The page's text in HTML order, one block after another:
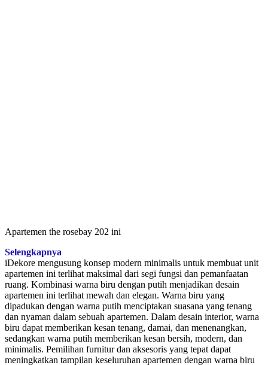
Apartemen the rosebay 202 ini
Selengkapnya
iDekore mengusung konsep modern minimalis untuk membuat unit
apartemen ini terlihat maksimal dari segi fungsi dan pemanfaatan
ruang. Kombinasi warna biru dengan putih menjadikan desain
apartemen ini terlihat mewah dan elegan. Warna biru yang
dipadukan dengan warna putih menciptakan suasana yang tenang
dan nyaman dalam sebuah apartemen. Dalam desain interior, warna
biru dapat memberikan kesan tenang, damai, dan menenangkan,
sedangkan warna putih memberikan kesan bersih, modern, dan
minimalis. Pemilihan furnitur dan aksesoris yang tepat dapat
meningkatkan tampilan keseluruhan apartemen dengan warna biru